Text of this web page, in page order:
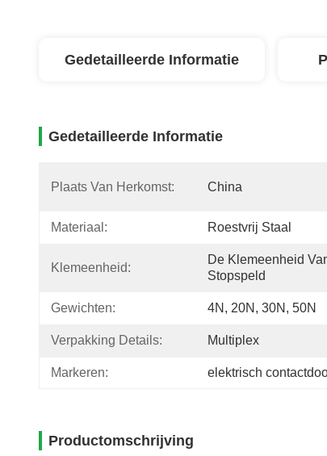
Gedetailleerde Informatie
Gedetailleerde Informatie
Plaats Van Herkomst: China
Materiaal: Roestvrij Staal
Klemeenheid:
De Klemeenheid
Stopspeld
Gewichten: 4N, 20N, 30N, 50N
Verpakking Details: Multiplex
Markeren: elektrisch
Productomschrijving